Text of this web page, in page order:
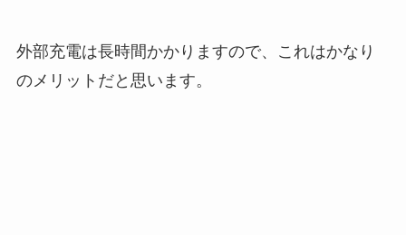
外部充電は長時間かかりますので、これはかなり
のメリットだと思います。